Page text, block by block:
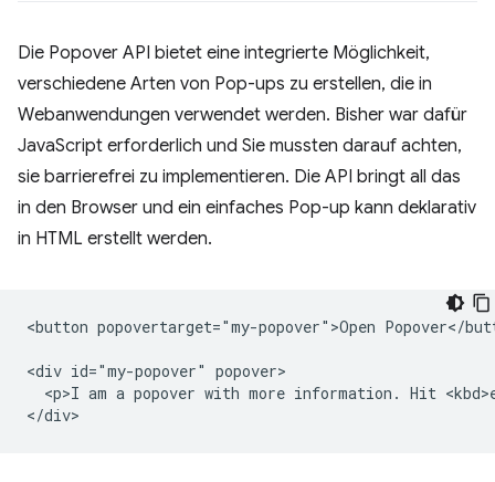
Die Popover API bietet eine integrierte Möglichkeit,
verschiedene Arten von Pop-ups zu erstellen, die in
Webanwendungen verwendet werden. Bisher war dafür
JavaScript erforderlich und Sie mussten darauf achten,
sie barrierefrei zu implementieren. Die API bringt all das
in den Browser und ein einfaches Pop-up kann deklarativ
in HTML erstellt werden.
<button popovertarget="my-popover">Open Popover</
<div id="my-popover" popover>
<p>I am a popover with more information. Hit